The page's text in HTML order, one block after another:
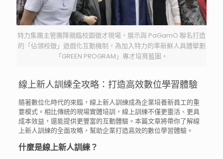
特力集團主管團隊親臨校園徵才現場，展示與 PaGamO 聯名打造
的「佔領校徵」遊戲化互動機制，為加入特力的準新鮮人具體擘劃
「GREEN PROGRAM」專才培育藍圖。
線上新人訓練全攻略：打造高效數位學習體驗
隨著數位化時代的來臨，線上新人訓練成為企業培養新員工的重
要模式。相比傳統的現場實體培訓，線上訓練不僅更靈活、更具
成本效益，還能提供更豐富的互動體驗。本篇文章將帶你了解線
上新人訓練的全面攻略，幫助企業打造高效的數位學習體驗。
什麼是線上新人訓練？